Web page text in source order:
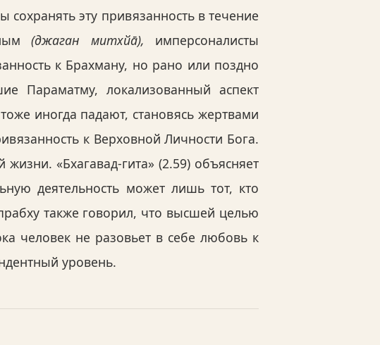
эту привязанность в течение
(джаган митхйа̄), имперсоналисты
к Брахману, но рано или поздно
Параматму, локализованный аспект
иногда падают, становясь жертвами
к Верховной Личности Бога.
«Бхагавад-гита» (2.59) объясняет
деятельность может лишь тот, кто
также говорил, что высшей целью
человек не разовьет в себе любовь к
уровень.